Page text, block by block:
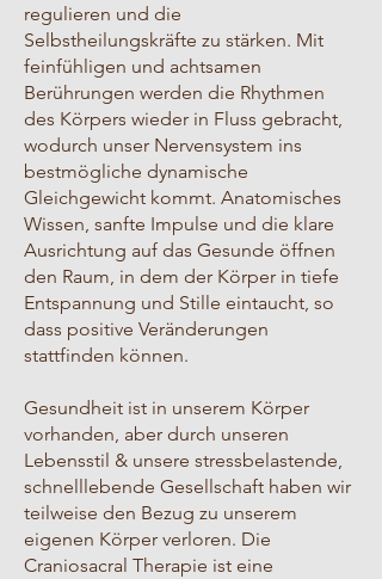
regulieren und die
Selbstheilungskräfte zu stärken. Mit
feinfühligen und achtsamen
Berührungen werden die Rhythmen
des Körpers wieder in Fluss gebracht,
wodurch unser Nervensystem ins
bestmögliche dynamische
Gleichgewicht kommt. Anatomisches
Wissen, sanfte Impulse und die klare
Ausrichtung auf das Gesunde öffnen
den Raum, in dem der Körper in tiefe
Entspannung und Stille eintaucht, so
dass positive Veränderungen
stattfinden können.
Gesundheit ist in unserem Körper
vorhanden, aber durch unseren
Lebensstil & unsere stressbelastende,
schnelllebende Gesellschaft haben wir
teilweise den Bezug zu unserem
eigenen Körper verloren. Die
Craniosacral Therapie ist eine